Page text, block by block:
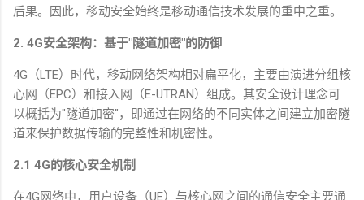
后果。因此，移动安全始终是移动通信技术发展的重中之重。
2. 4G安全架构：基于"隧道加密"的防御
4G （LTE）时代，移动网络架构相对扁平化，主要由演进分组核
心网（EPC）和接入网（E-UTRAN）组成。其安全设计理念可
以概括为"隧道加密"，即通过在网络的不同实体之间建立加密隧
道来保护数据传输的完整性和机密性。
2.1 4G的核心安全机制
在4G网络中，用户设备（UE）与核心网之间的通信安全主要通